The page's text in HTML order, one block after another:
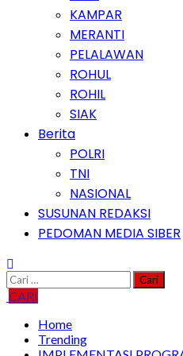
KAMPAR
MERANTI
PELALAWAN
ROHUL
ROHIL
SIAK
Berita
POLRI
TNI
NASIONAL
SUSUNAN REDAKSI
PEDOMAN MEDIA SIBER
Cari
untuk:
CARI
Home
Trending